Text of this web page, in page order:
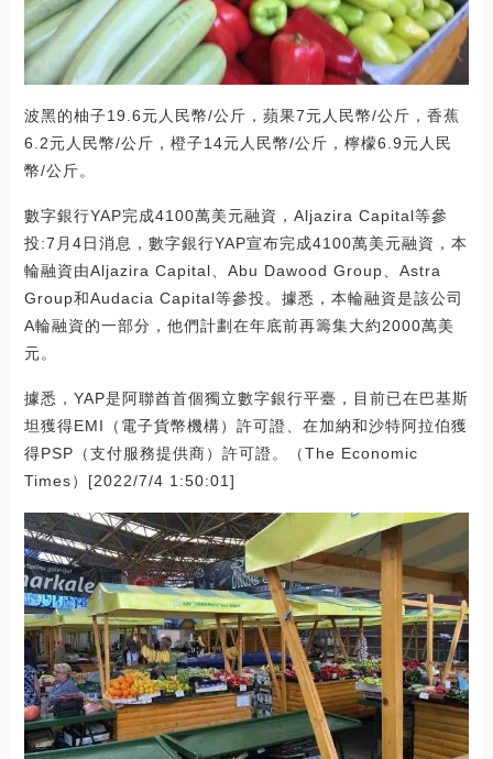
波黑的柚子19.6元人民幣/公斤，蘋果7元人民幣/公斤，香蕉
6.2元人民幣/公斤，橙子14元人民幣/公斤，檸檬6.9元人民
幣/公斤。
數字銀行YAP完成4100萬美元融資，Aljazira Capital等參
投:7月4日消息，數字銀行YAP宣布完成4100萬美元融資，本
輪融資由Aljazira Capital、Abu Dawood Group、Astra
Group和Audacia Capital等參投。據悉，本輪融資是該公司
A輪融資的一部分，他們計劃在年底前再籌集大約2000萬美
元。
據悉，YAP是阿聯酋首個獨立數字銀行平臺，目前已在巴基斯
坦獲得EMI（電子貨幣機構）許可證、在加納和沙特阿拉伯獲
得PSP（支付服務提供商）許可證。（The Economic
Times）[2022/7/4 1:50:01]